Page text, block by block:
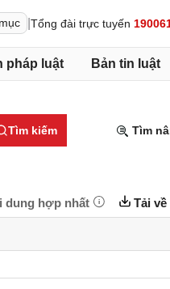
Tổng đài trực tuyến
pháp luật Bản tin luật
Tìm kiếm Tìm
dung hợp nhất Tải về